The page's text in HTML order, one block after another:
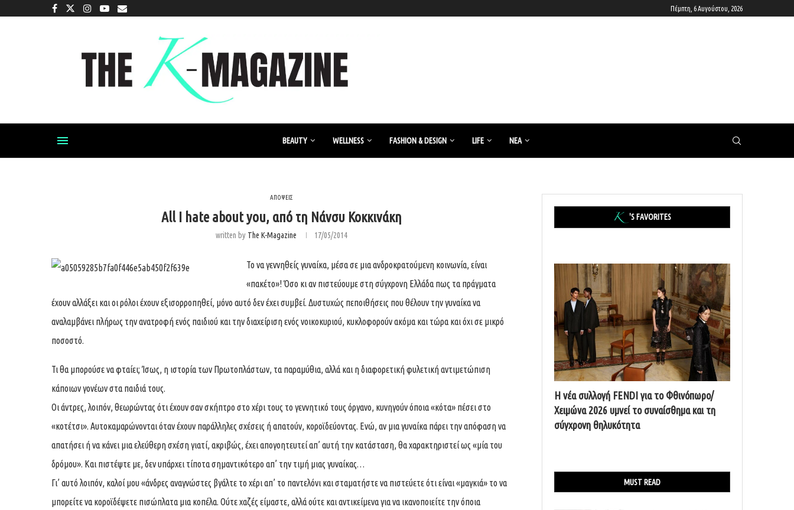
Πέμπτη, 6 Αυγούστου, 2026
BEAUTY WELLNESS FASHION & DESIGN LIFE ΝΈΑ
ΑΠΟΨΕΙΣ
All I hate about you, από τη Νάνσυ Κοκκινάκη
written by The K-Magazine 17/05/2014
Το να γεννηθείς γυναίκα, μέσα σε μια ανδροκρατούμενη κοινωνία, είναι
«πακέτο»! Όσο κι αν πιστεύουμε στη σύγχρονη Ελλάδα πως τα πράγματα
έχουν αλλάξει και οι ρόλοι έχουν εξισορροπηθεί, μόνο αυτό δεν έχει συμβεί. Δυστυχώς πεποιθήσεις που θέλουν την γυναίκα να
αναλαμβάνει πλήρως την ανατροφή ενός παιδιού και την διαχείριση ενός νοικοκυριού, κυκλοφορούν ακόμα και τώρα και όχι σε μικρό
ποσοστό.
Τι θα μπορούσε να φταίει; Ίσως, η ιστορία των Πρωτοπλάστων, τα παραμύθια, αλλά και η διαφορετική φυλετική αντιμετώπιση
κάποιων γονέων στα παιδιά τους.
Οι άντρες, λοιπόν, θεωρώντας ότι έχουν σαν σκήπτρο στο χέρι τους το γεννητικό τους όργανο, κυνηγούν όποια «κότα» πέσει στο
«κοτέτσι». Αυτοκαμαρώνονται όταν έχουν παράλληλες σχέσεις ή απατούν, κοροϊδεύοντας. Ενώ, αν μια γυναίκα πάρει την απόφαση να
απατήσει ή να κάνει μια ελεύθερη σχέση γιατί, ακριβώς, έχει απογοητευτεί απ’ αυτή την κατάσταση, θα χαρακτηριστεί ως «μία του
δρόμου». Και πιστέψτε με, δεν υπάρχει τίποτα σημαντικότερο απ’ την τιμή μιας γυναίκας…
Γι’ αυτό λοιπόν, καλοί μου «άνδρες αναγνώστες βγάλτε το χέρι απ’ το παντελόνι και σταματήστε να πιστεύετε ότι είναι «μαγκιά» το να
μπορείτε να κοροϊδέψετε πισώπλατα μια κοπέλα. Ούτε χαζές είμαστε, αλλά ούτε και αντικείμενα για να ικανοποιείτε την όποια
'S FAVORITES
Η νέα συλλογή FENDI για το Φθινόπωρο/
Χειμώνα 2026 υμνεί το συναίσθημα και τη
σύγχρονη θηλυκότητα
MUST READ